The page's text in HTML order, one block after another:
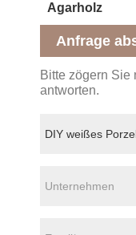
Agarholz
Anfrage
Bitte zögern Sie
antworten.